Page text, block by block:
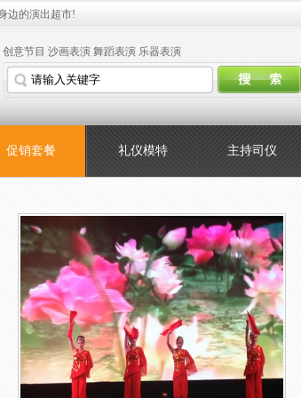
边的演出超市!
创意节目 沙画表演 舞蹈表演 乐器表演
促销套餐 礼仪模特 主持司仪